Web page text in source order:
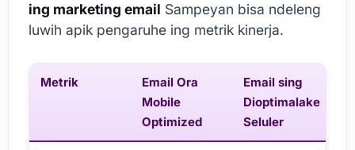
ing marketing email Sampeyan bisa ndeleng
luwih apik pengaruhe ing metrik kinerja.
Metrik
Email Ora
Mobile
Optimized
Email sing
Dioptimalake
Seluler